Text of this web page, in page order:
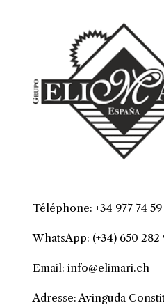
Téléphone: +34 977 74 59
WhatsApp: (+34) 650 282
Email: info@elimari.ch
Adresse: Avinguda